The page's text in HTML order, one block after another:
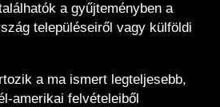
a gyűjteményben a
településeiről vagy külföldi
a ma ismert legteljesebb,
amerikai felvételeiből